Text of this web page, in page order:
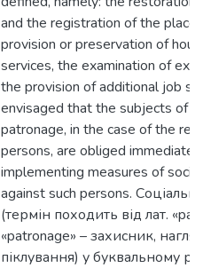
and the registration of the place
provision or preservation of
services, the examination of
the provision of additional job
envisaged that the subjects of
patronage, in the case of the
persons, are obliged
implementing measures of
against such persons.
(термін походить від лат.
«patronage» – захисник,
піклування) у буквальному